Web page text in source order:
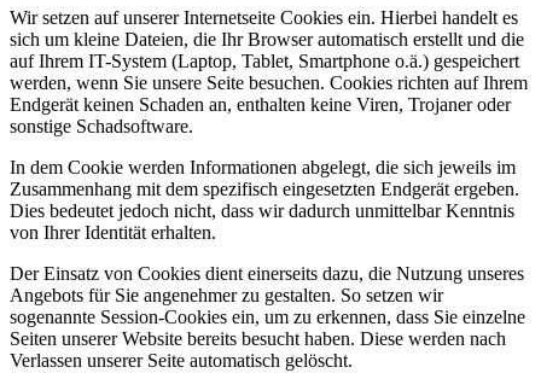
Wir setzen auf unserer Internetseite Cookies ein. Hierbei handelt es
sich um kleine Dateien, die Ihr Browser automatisch erstellt und die
auf Ihrem IT-System (Laptop, Tablet, Smartphone o.ä.) gespeichert
werden, wenn Sie unsere Seite besuchen. Cookies richten auf Ihrem
Endgerät keinen Schaden an, enthalten keine Viren, Trojaner oder
sonstige Schadsoftware.
In dem Cookie werden Informationen abgelegt, die sich jeweils im
Zusammenhang mit dem spezifisch eingesetzten Endgerät ergeben.
Dies bedeutet jedoch nicht, dass wir dadurch unmittelbar Kenntnis
von Ihrer Identität erhalten.
Der Einsatz von Cookies dient einerseits dazu, die Nutzung unseres
Angebots für Sie angenehmer zu gestalten. So setzen wir
sogenannte Session-Cookies ein, um zu erkennen, dass Sie einzelne
Seiten unserer Website bereits besucht haben. Diese werden nach
Verlassen unserer Seite automatisch gelöscht.